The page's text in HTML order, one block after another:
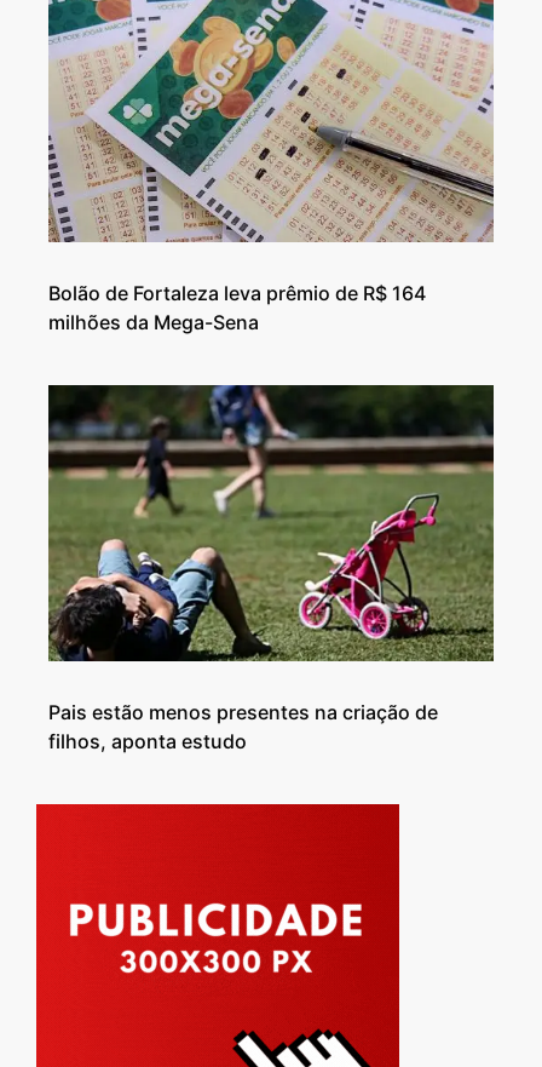
Bolão de Fortaleza leva prêmio de R$ 164
milhões da Mega-Sena
Pais estão menos presentes na criação de
filhos, aponta estudo